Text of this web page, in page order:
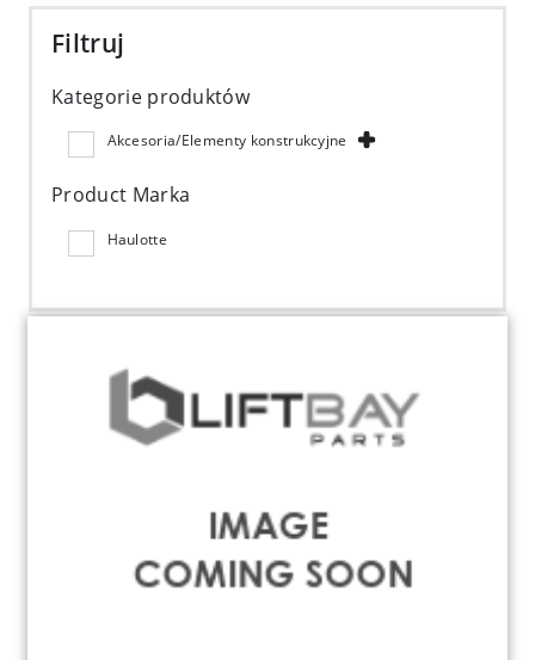
Filtruj
Kategorie produktów
Akcesoria/Elementy konstrukcyjne
Product Marka
Haulotte